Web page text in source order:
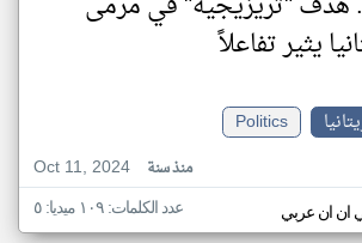
يثير تفاعلاً
Politics
Oct 11, 2024
منذ سنة
ان ان عربي عدد الكلمات: ١٠٩ ميديا: ٥